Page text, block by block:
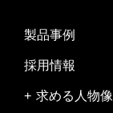
製品事例
採用情報
求める人物像